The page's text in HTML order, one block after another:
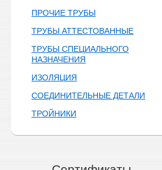
ПРОЧИЕ ТРУБЫ
ТРУБЫ АТТЕСТОВАННЫЕ
ТРУБЫ СПЕЦИАЛЬНОГО
НАЗНАЧЕНИЯ
ИЗОЛЯЦИЯ
СОЕДИНИТЕЛЬНЫЕ ДЕТАЛИ
ТРОЙНИКИ